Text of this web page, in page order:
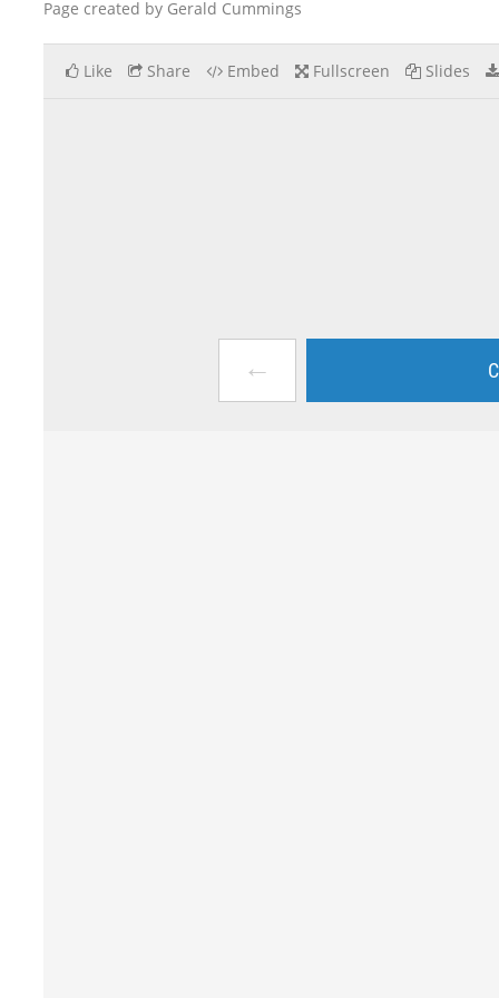
Page created by Gerald Cummings
Like Share Embed Fullscreen Slides
←